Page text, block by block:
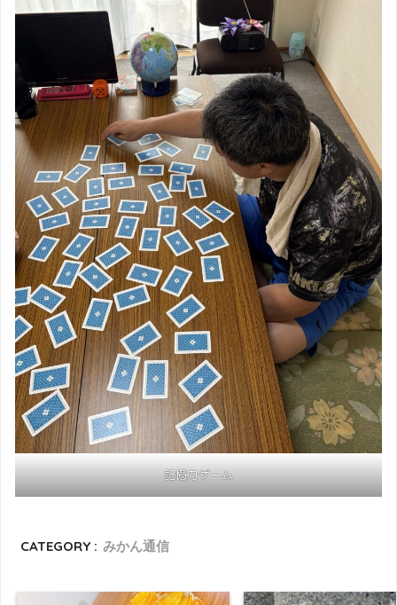
記憶力ゲーム
CATEGORY : みかん通信